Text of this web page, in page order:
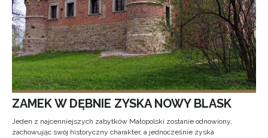
ZAMEK W DĘBNIE ZYSKA NOWY BLASK
Jeden z najcenniejszych zabytków Małopolski zostanie odnowiony,
zachowując swój historyczny charakter, a jednocześnie zyska